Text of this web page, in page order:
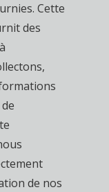
Cette
des
de nos